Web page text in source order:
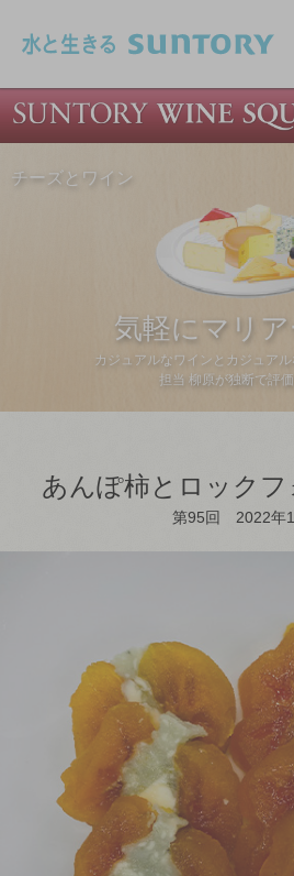
チーズとワイン
気軽にマリア
カジュアルなワインとカジュア
担当 柳原が独断で評
あんぽ柿とロック
第95回 2022年